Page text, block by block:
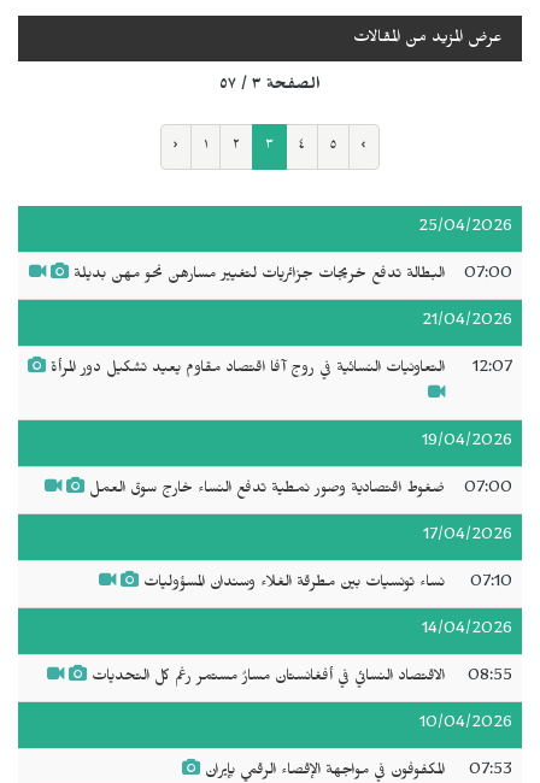
عرض المزيد من المقالات
الصفحة ٣ / ٥٧
‹ ١ ٢ ٣ ٤ ٥ ›
25/04/2026
07:00 البطالة تدفع خريجات جزائريات لتغيير مسارهن نحو مهن بديلة
21/04/2026
12:07 التعاونيات النسائية في روج آفا اقتصاد مقاوم يعيد تشكيل دور المرأة
19/04/2026
07:00 ضغوط اقتصادية وصور نمطية تدفع النساء خارج سوق العمل
17/04/2026
07:10 نساء تونسيات بين مطرقة الغلاء وسندان المسؤوليات
14/04/2026
08:55 الاقتصاد النسائي في أفغانستان مسارٌ مستمر رغم كل التحديات
10/04/2026
07:53 المكفوفون في مواجهة الإقصاء الرقمي بإيران